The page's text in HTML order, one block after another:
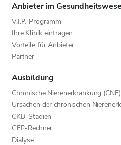
Anbieter im
V.I.P.-Programm
Ihre Klinik eintragen
Vorteile für Anbieter
Partner
Ausbildung
Chronische Nierenerkrankung (CNE)
Ursachen der chronischen
CKD-Stadien
GFR-Rechner
Dialyse